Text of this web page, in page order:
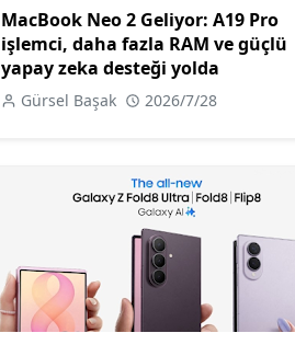
MacBook Neo 2 Geliyor: A19 Pro
işlemci, daha fazla RAM ve güçlü
yapay zeka desteği yolda
Gürsel Başak 2026/7/28